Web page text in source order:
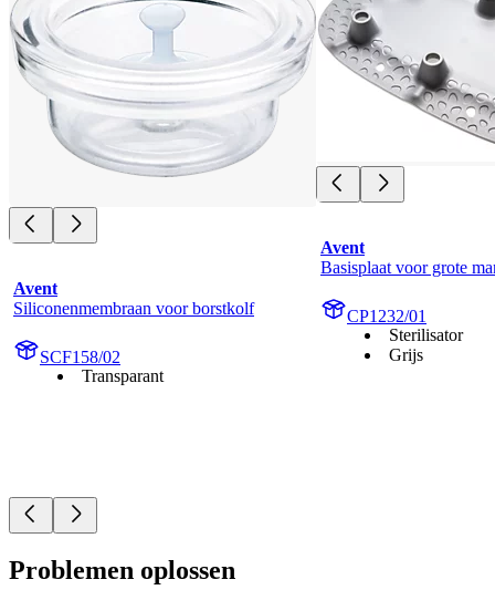
Avent
Siliconenmembraan voor borstkolf
SCF158/02
Transparant
Avent
Basisplaat voor grote
CP1232/01
Sterilisator
Grijs
Problemen oplossen